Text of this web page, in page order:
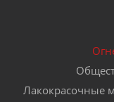
Лакокрасочные